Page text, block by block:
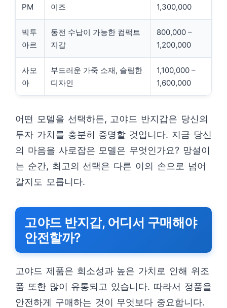
PM
이즈
1,300,000
빅투
아르
동전 수납이 가능한 컴팩트
지갑
800,000 –
1,200,000
사모
아
부드러운 가죽 소재, 슬림한
디자인
1,100,000 –
1,600,000
어떤 모델을 선택하든, 고야드 반지갑은 당신의
투자 가치를 충분히 증명할 것입니다. 지금 당신
의 마음을 사로잡은 모델은 무엇인가요? 망설이
는 순간, 최고의 선택은 다른 이의 손으로 넘어
갈지도 모릅니다.
고야드 반지갑, 어디서 구매해야
안전할까?
고야드 제품은 희소성과 높은 가치로 인해 위조
품 또한 많이 유통되고 있습니다. 따라서 정품을
안전하게 구매하는 것이 무엇보다 중요합니다.